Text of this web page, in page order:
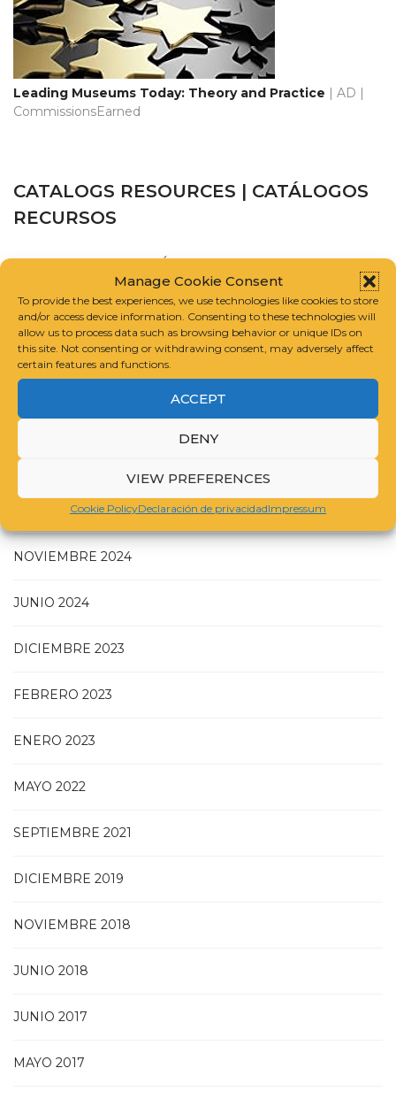
Manage Cookie Consent
To provide the best experiences, we use technologies like cookies to store
and/or access device information. Consenting to these technologies will
allow us to process data such as browsing behavior or unique IDs on
this site. Not consenting or withdrawing consent, may adversely affect
certain features and functions.
ACCEPT
DENY
VIEW PREFERENCES
Cookie PolicyDeclaración de privacidadImpressum
Leading Museums Today: Theory and Practice | AD |
CommissionsEarned
CATALOGS RESOURCES | CATÁLOGOS
RECURSOS
CATALOGUE RAISONNÉ SCHOLARS ASSOCIATION
INTERNATIONAL FOUNDATION FOR ART RESEARCH
GUIDELINES FOR COMPILING A CATALOGUE RAISONNÉ
JULIO 2025
MAYO 2025
NOVIEMBRE 2024
JUNIO 2024
DICIEMBRE 2023
FEBRERO 2023
ENERO 2023
MAYO 2022
SEPTIEMBRE 2021
DICIEMBRE 2019
NOVIEMBRE 2018
JUNIO 2018
JUNIO 2017
MAYO 2017